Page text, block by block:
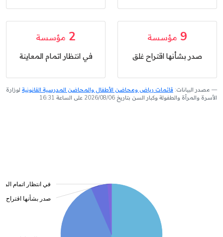
9 مؤسسة
صدر بشأنها اقتراح غلق
2 مؤسسة
في انتظار اتمام المعاينة
مصدر البيانات: قائمات رياض ومحاضن الأطفال والمحاضن المدرسية القانونية لوزارة
الأسرة والمرأة والطفولة وكبار السن بتاريخ 2026/08/06 على الساعة 16:31